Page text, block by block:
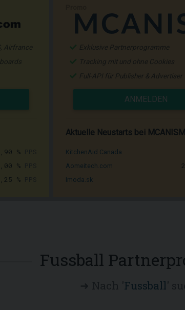
Airfrance
%
%
%
Exklusive Partnerprogramme
Tracking mit und ohne Cookies
Full-API für Publisher & Advertiser
ANMELDEN
Aktuelle Neustarts bei
KitchenAid Canada
Aomeitech.com
Imoda.sk
Fussball
Fussball